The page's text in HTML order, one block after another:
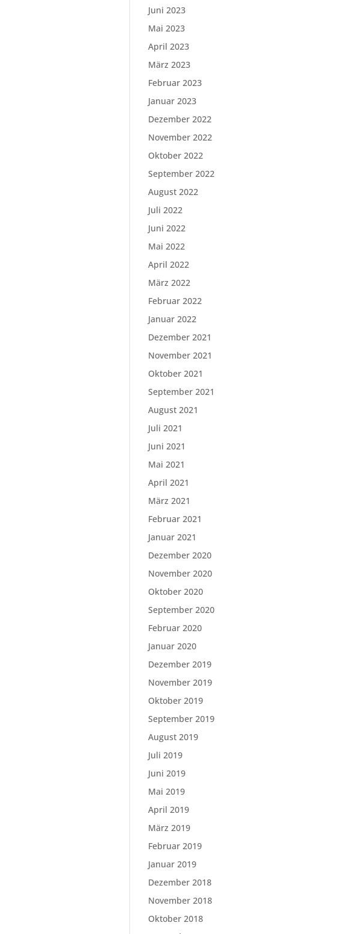
Juni 2023
Mai 2023
April 2023
März 2023
Februar 2023
Januar 2023
Dezember 2022
November 2022
Oktober 2022
September 2022
August 2022
Juli 2022
Juni 2022
Mai 2022
April 2022
März 2022
Februar 2022
Januar 2022
Dezember 2021
November 2021
Oktober 2021
September 2021
August 2021
Juli 2021
Juni 2021
Mai 2021
April 2021
März 2021
Februar 2021
Januar 2021
Dezember 2020
November 2020
Oktober 2020
September 2020
Februar 2020
Januar 2020
Dezember 2019
November 2019
Oktober 2019
September 2019
August 2019
Juli 2019
Juni 2019
Mai 2019
April 2019
März 2019
Februar 2019
Januar 2019
Dezember 2018
November 2018
Oktober 2018